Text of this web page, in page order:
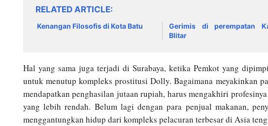
RELATED ARTICLE
Kenangan Filosofis di Kota Batu
Gerimis di perempatan
Blitar
Hal yang sama juga terjadi di Surabaya, ketika Pemkot yang
untuk menutup kompleks prostitusi Dolly. Bagaimana meyakinkan
mendapatkan penghasilan jutaan rupiah, harus mengakhiri
yang lebih rendah. Belum lagi dengan para penjual makanan,
menggantungkan hidup dari kompleks pelacuran terbesar di Asia